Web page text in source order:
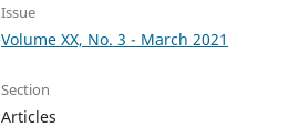
Issue
Volume XX, No. 3 - March 2021
Section
Articles